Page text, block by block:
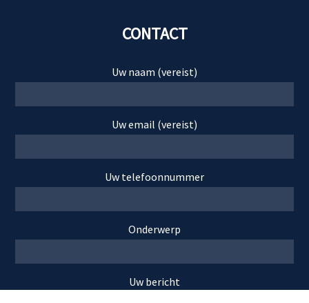
CONTACT
Uw naam (vereist)
Uw email (vereist)
Uw telefoonnummer
Onderwerp
Uw bericht